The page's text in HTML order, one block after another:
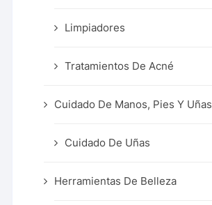
Limpiadores
Tratamientos De Acné
Cuidado De Manos, Pies Y Uñas
Cuidado De Uñas
Herramientas De Belleza